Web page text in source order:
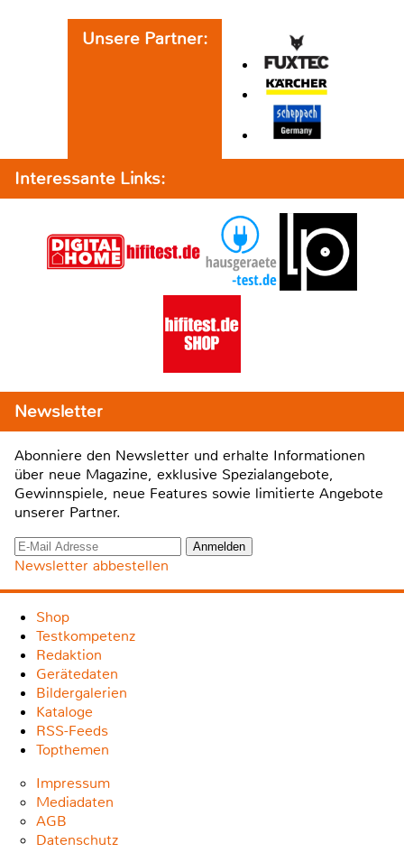
Unsere Partner:
Interessante Links:
Newsletter
Abonniere den Newsletter und erhalte Informationen
über neue Magazine, exklusive Spezialangebote,
Gewinnspiele, neue Features sowie limitierte Angebote
unserer Partner.
Newsletter abbestellen
Shop
Testkompetenz
Redaktion
Gerätedaten
Bildergalerien
Kataloge
RSS-Feeds
Topthemen
Impressum
Mediadaten
AGB
Datenschutz